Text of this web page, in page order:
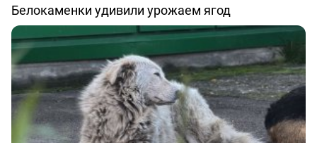
Белокаменки удивили урожаем ягод